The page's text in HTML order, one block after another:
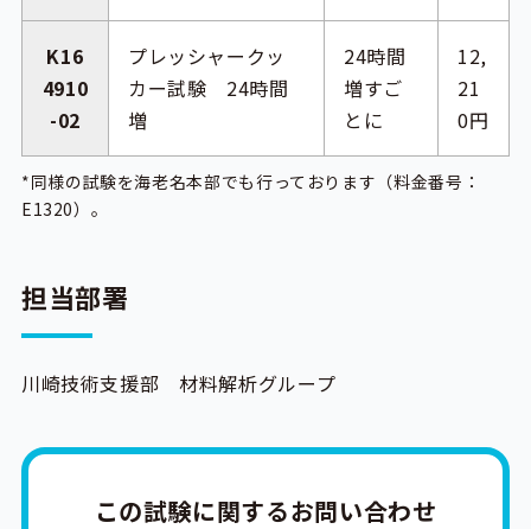
K16
4910
-02
プレッシャークッ
カー試験 24時間
増
24時間
増すご
とに
12,
21
0円
*同様の試験を海老名本部でも行っております（料金番号：
E1320）。
担当部署
川崎技術支援部 材料解析グループ
この試験に関するお問い合わせ